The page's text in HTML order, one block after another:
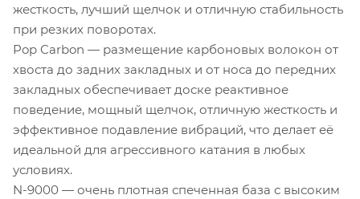
жесткость, лучший щелчок и отличную стабильность
при резких поворотах.
Pop Carbon — размещение карбоновых волокон от
хвоста до задних закладных и от носа до передних
закладных обеспечивает доске реактивное
поведение, мощный щелчок, отличную жесткость и
эффективное подавление вибраций, что делает её
идеальной для агрессивного катания в любых
условиях.
N-9000 — очень плотная спеченная база с высоким